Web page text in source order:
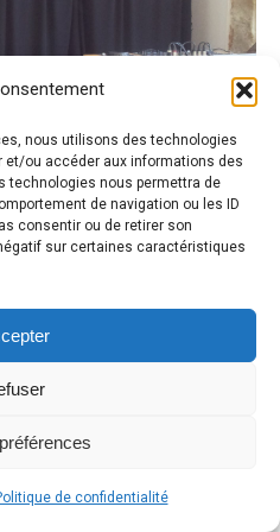
nous utilisons des technologies
ou accéder aux informations des
technologies nous permettra de
de navigation ou les ID
consentir ou de retirer son
sur certaines caractéristiques
de confidentialité